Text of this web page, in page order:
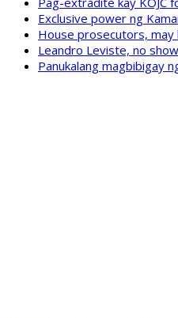
Exclusive power ng
House prosecutors, may
Leandro Leviste, no
Panukalang magbibigay